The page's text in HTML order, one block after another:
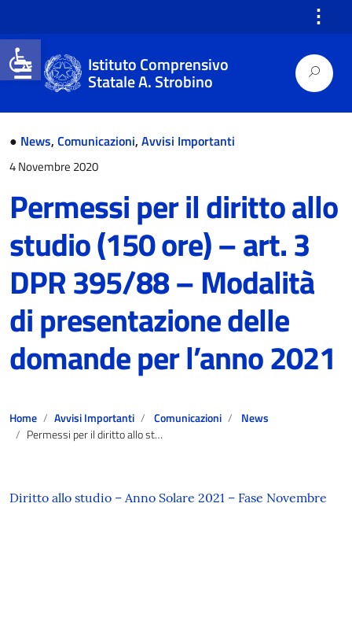
Open toolbar
⋮
Istituto Comprensivo
Statale A. Strobino
● News, Comunicazioni, Avvisi Importanti
4 Novembre 2020
Permessi per il diritto allo
studio (150 ore) – art. 3
DPR 395/88 – Modalità
di presentazione delle
domande per l’anno 2021
Home Avvisi Importanti Comunicazioni
News
Permessi per il diritto allo studio (150 ore) – art. 3 DPR 395/88 – Modalità di presentazione delle domande per l’anno 2021
Diritto allo studio – Anno Solare 2021 – Fase Novembre